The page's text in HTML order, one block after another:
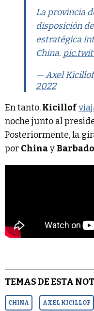
La provincia
disposición
estratégica
China.
— Axel
2022
En tanto,Kicillof
noche junto al
Posteriormente, la
por Chinay
TEMAS DE ESTA
CHINA AXEL KICILLOF